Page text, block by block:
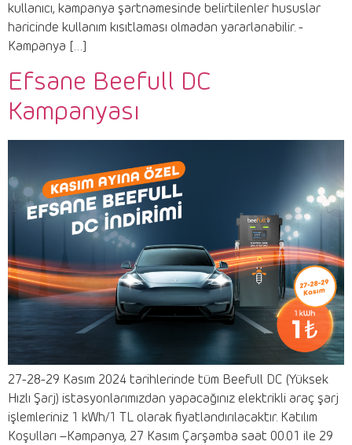
kullanıcı, kampanya şartnamesinde belirtilenler hususlar
haricinde kullanım kısıtlaması olmadan yararlanabilir. -
Kampanya […]
Efsane Beefull DC
Kampanyası
27-28-29 Kasım 2024 tarihlerinde tüm Beefull DC (Yüksek
Hızlı Şarj) istasyonlarımızdan yapacağınız elektrikli araç şarj
işlemleriniz 1 kWh/1 TL olarak fiyatlandırılacaktır. Katılım
Koşulları –Kampanya, 27 Kasım Çarşamba saat 00.01 ile 29